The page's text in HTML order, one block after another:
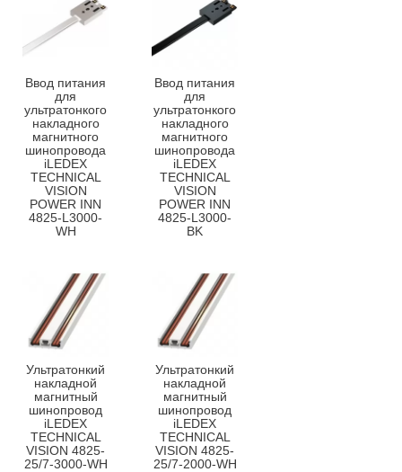
Ввод питания
для
ультратонкого
накладного
магнитного
шинопровода
iLEDEX
TECHNICAL
VISION
POWER INN
4825-L3000-
WH
Ввод питания
для
ультратонкого
накладного
магнитного
шинопровода
iLEDEX
TECHNICAL
VISION
POWER INN
4825-L3000-
BK
Ультратонкий
накладной
магнитный
шинопровод
iLEDEX
TECHNICAL
VISION 4825-
25/7-3000-WH
Ультратонкий
накладной
магнитный
шинопровод
iLEDEX
TECHNICAL
VISION 4825-
25/7-2000-WH